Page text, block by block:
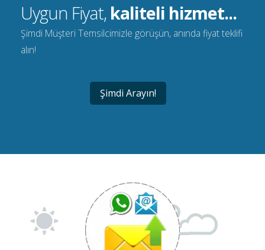
Uygun Fiyat, kaliteli hizmet...
Şimdi Müşteri Temsilcimizle görüşün, anında fiyat teklifi
alın!
Şimdi Arayın!